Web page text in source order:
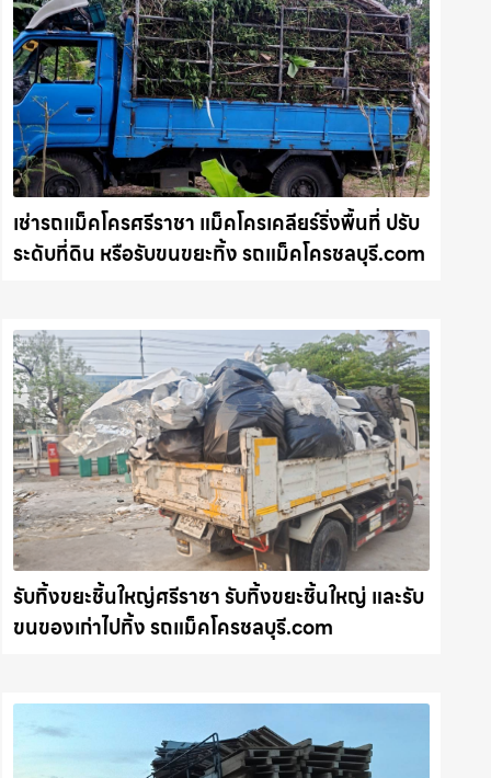
เช่ารถแม็คโครศรีราชา แม็คโครเคลียร์ริ่งพื้นที่ ปรับ
ระดับที่ดิน หรือรับขนขยะทิ้ง รถแม็คโครชลบุรี.com
รับทิ้งขยะชิ้นใหญ่ศรีราชา รับทิ้งขยะชิ้นใหญ่ และรับ
ขนของเก่าไปทิ้ง รถแม็คโครชลบุรี.com